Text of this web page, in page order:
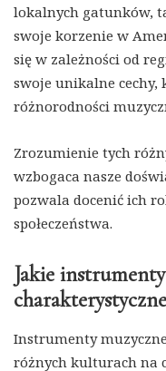
lokalnych gatunków,
swoje korzenie w
się w zależności od
swoje unikalne cechy,
różnorodności
Zrozumienie tych
wzbogaca nasze
pozwala docenić ich
społeczeństwa.
Jakie
Instrumenty
różnych kulturach na